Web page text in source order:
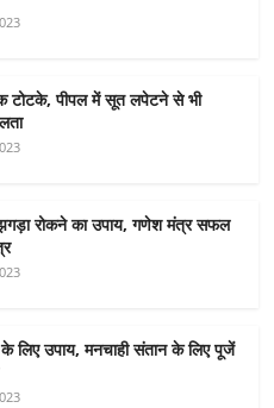
टोटके, पीपल में सूत लपेटने से भी
रोकने का उपाय, गणेश मंत्र सफल
के लिए उपाय, मनचाही संतान के लिए पूजें